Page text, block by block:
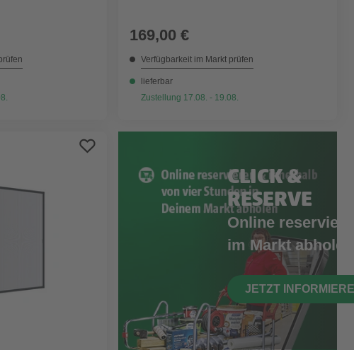
169,00 €
Verfügbarkeit im Markt prüfen
lieferbar
Zustellung 17.08. - 19.08.
CLICK &
RESERVE
Online
im Markt abholen
JETZT